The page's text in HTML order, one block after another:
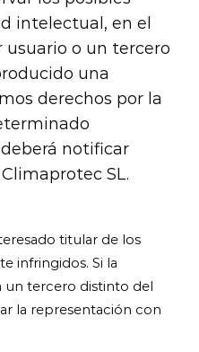
intelectual, en el
usuario o un tercero
una
derechos por la
notificar
SL.
titular de los
infringidos. Si la
un tercero distinto del
la representación con